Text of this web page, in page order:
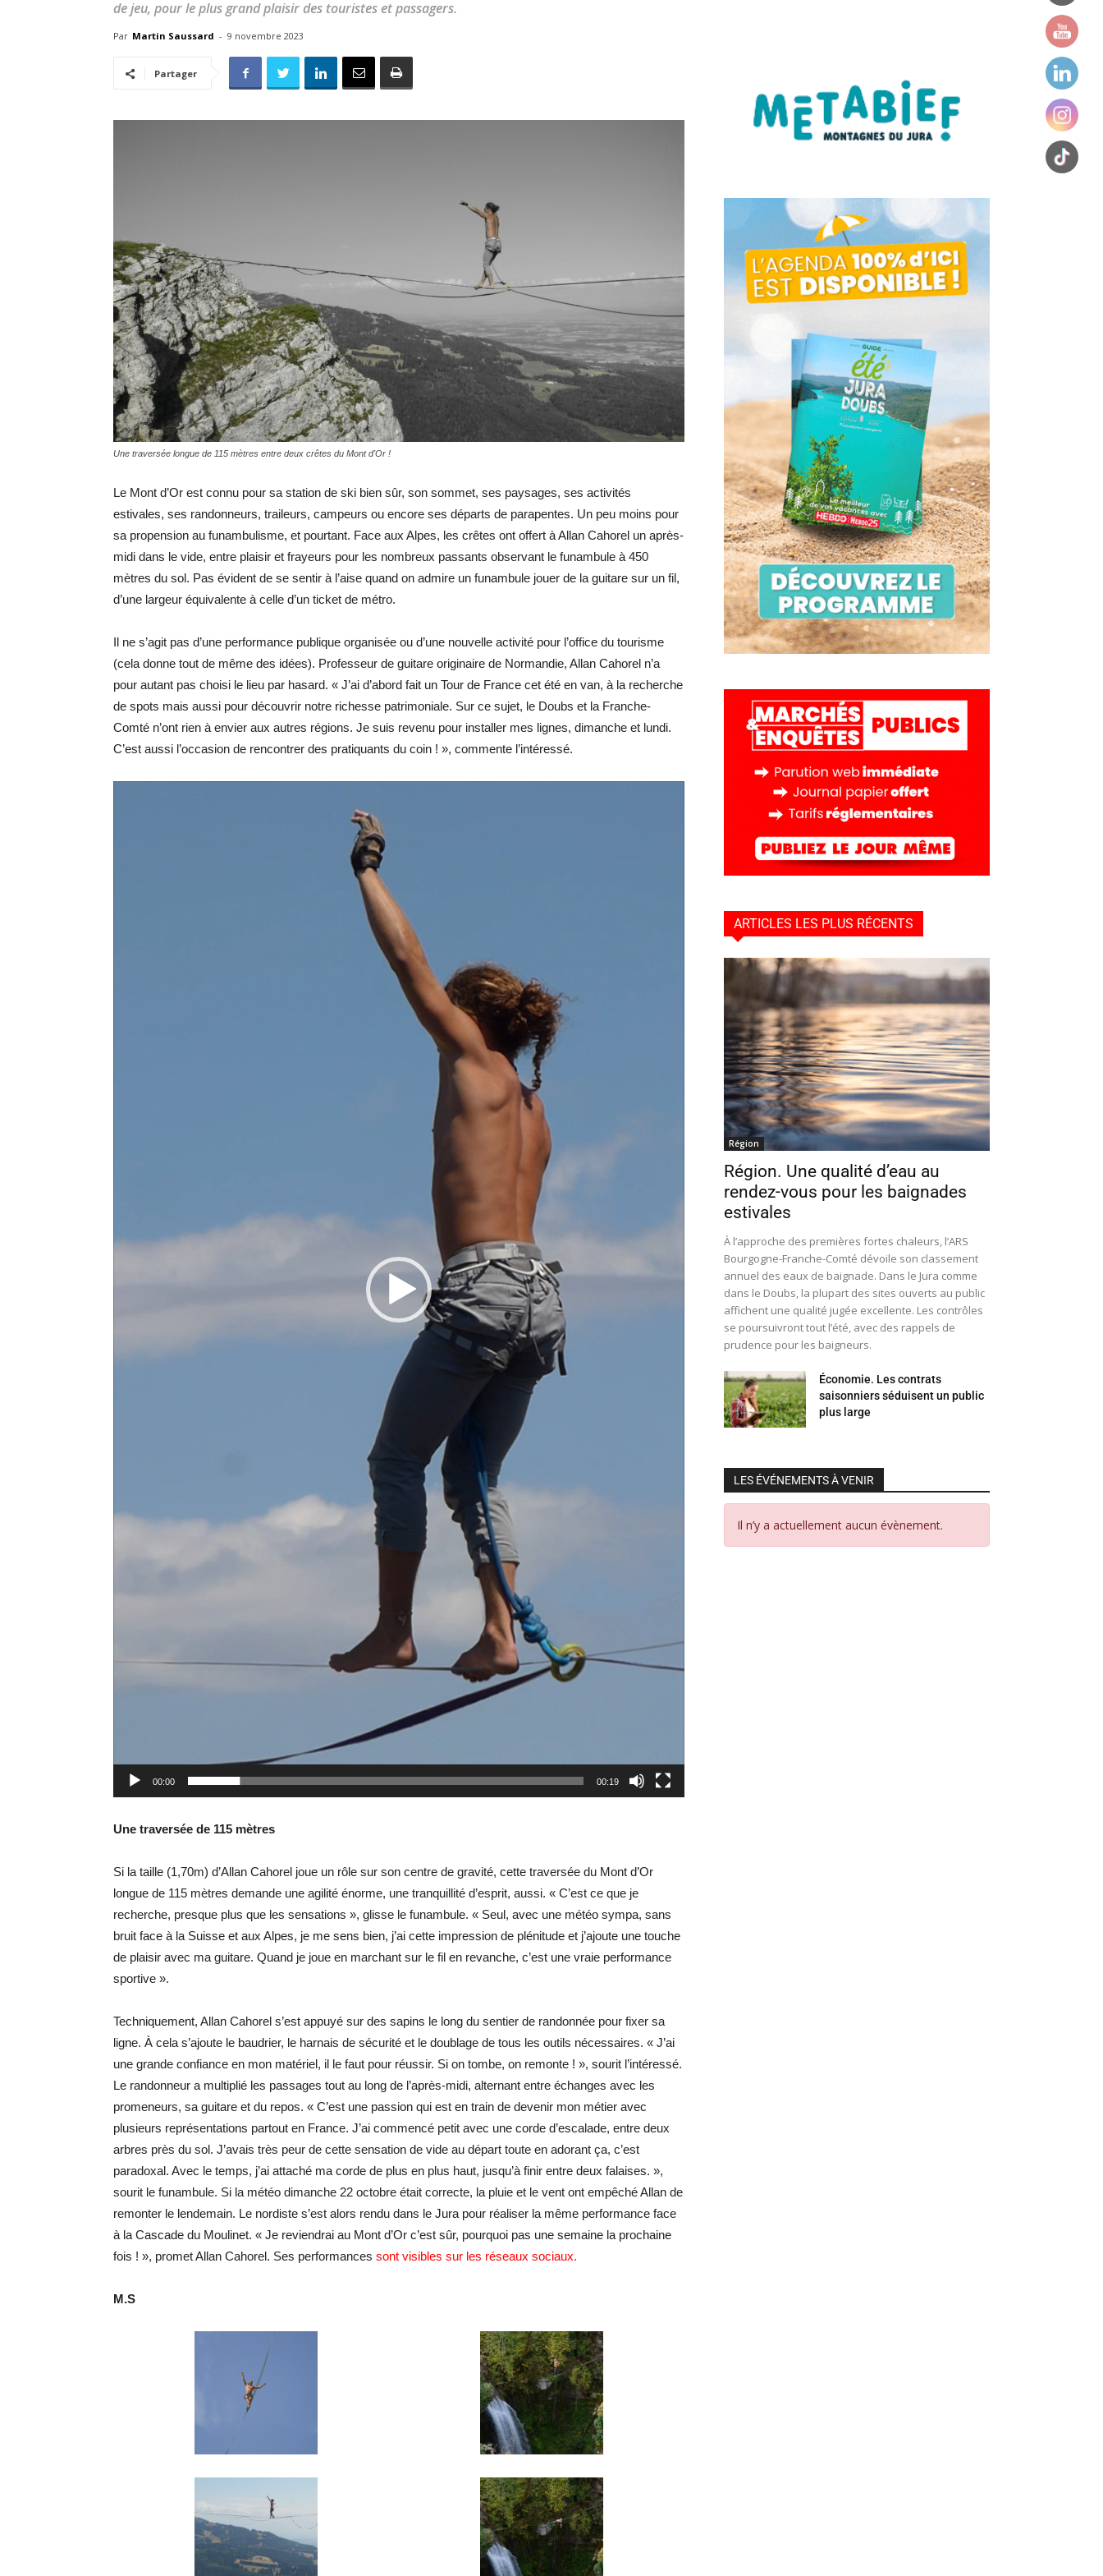
–
Hebdo25
de jeu, pour le plus grand plaisir des touristes et passagers.
Par Martin Saussard - 9 novembre 2023
Partager
Une traversée longue de 115 mètres entre deux crêtes du Mont d'Or !
Le Mont d’Or est connu pour sa station de ski bien sûr, son sommet, ses paysages, ses activités
estivales, ses randonneurs, traileurs, campeurs ou encore ses départs de parapentes. Un peu moins pour
sa propension au funambulisme, et pourtant. Face aux Alpes, les crêtes ont offert à Allan Cahorel un après-
midi dans le vide, entre plaisir et frayeurs pour les nombreux passants observant le funambule à 450
mètres du sol. Pas évident de se sentir à l’aise quand on admire un funambule jouer de la guitare sur un fil,
d’une largeur équivalente à celle d’un ticket de métro.
Il ne s’agit pas d’une performance publique organisée ou d’une nouvelle activité pour l’office du tourisme
(cela donne tout de même des idées). Professeur de guitare originaire de Normandie, Allan Cahorel n’a
pour autant pas choisi le lieu par hasard. « J’ai d’abord fait un Tour de France cet été en van, à la recherche
de spots mais aussi pour découvrir notre richesse patrimoniale. Sur ce sujet, le Doubs et la Franche-
Comté n’ont rien à envier aux autres régions. Je suis revenu pour installer mes lignes, dimanche et lundi.
C’est aussi l’occasion de rencontrer des pratiquants du coin ! », commente l’intéressé.
00:00 00:19
Une traversée de 115 mètres
Si la taille (1,70m) d’Allan Cahorel joue un rôle sur son centre de gravité, cette traversée du Mont d’Or
longue de 115 mètres demande une agilité énorme, une tranquillité d’esprit, aussi. « C’est ce que je
recherche, presque plus que les sensations », glisse le funambule. « Seul, avec une météo sympa, sans
bruit face à la Suisse et aux Alpes, je me sens bien, j’ai cette impression de plénitude et j’ajoute une touche
de plaisir avec ma guitare. Quand je joue en marchant sur le fil en revanche, c’est une vraie performance
sportive ».
Techniquement, Allan Cahorel s’est appuyé sur des sapins le long du sentier de randonnée pour fixer sa
ligne. À cela s’ajoute le baudrier, le harnais de sécurité et le doublage de tous les outils nécessaires. « J’ai
une grande confiance en mon matériel, il le faut pour réussir. Si on tombe, on remonte ! », sourit l’intéressé.
Le randonneur a multiplié les passages tout au long de l’après-midi, alternant entre échanges avec les
promeneurs, sa guitare et du repos. « C’est une passion qui est en train de devenir mon métier avec
plusieurs représentations partout en France. J’ai commencé petit avec une corde d’escalade, entre deux
arbres près du sol. J’avais très peur de cette sensation de vide au départ toute en adorant ça, c’est
paradoxal. Avec le temps, j’ai attaché ma corde de plus en plus haut, jusqu’à finir entre deux falaises. »,
sourit le funambule. Si la météo dimanche 22 octobre était correcte, la pluie et le vent ont empêché Allan de
remonter le lendemain. Le nordiste s’est alors rendu dans le Jura pour réaliser la même performance face
à la Cascade du Moulinet. « Je reviendrai au Mont d’Or c’est sûr, pourquoi pas une semaine la prochaine
fois ! », promet Allan Cahorel. Ses performances sont visibles sur les réseaux sociaux.
M.S
ARTICLES LES PLUS RÉCENTS
Région
Région. Une qualité d’eau au
rendez-vous pour les baignades
estivales
À l’approche des premières fortes chaleurs, l’ARS
Bourgogne-Franche-Comté dévoile son classement
annuel des eaux de baignade. Dans le Jura comme
dans le Doubs, la plupart des sites ouverts au public
affichent une qualité jugée excellente. Les contrôles
se poursuivront tout l’été, avec des rappels de
prudence pour les baigneurs.
Économie. Les contrats
saisonniers séduisent un public
plus large
LES ÉVÉNEMENTS À VENIR
Il n’y a actuellement aucun évènement.